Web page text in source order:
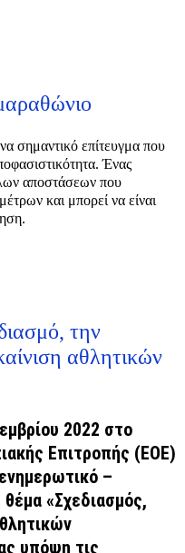
σημαντικό επίτευγμα που
Ένας
αποστάσεων που
και μπορεί να είναι
την
αθλητικών
2022 στο
Επιτροπής (ΕΟΕ)
–
«Σχεδιασμός,
υπόψη τις